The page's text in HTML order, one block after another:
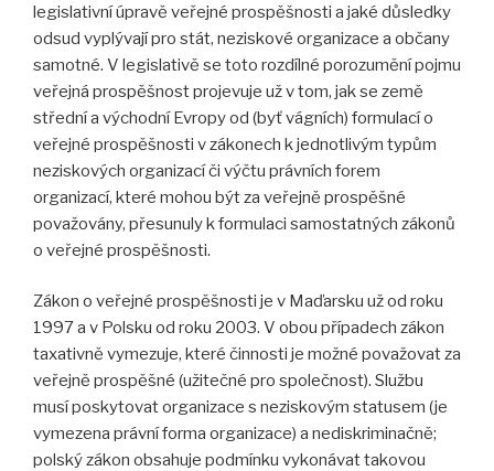
legislativní úpravě veřejné prospěšnosti a jaké důsledky
odsud vyplývají pro stát, neziskové organizace a občany
samotné. V legislativě se toto rozdílné porozumění pojmu
veřejná prospěšnost projevuje už v tom, jak se země
střední a východní Evropy od (byť vágních) formulací o
veřejné prospěšnosti v zákonech k jednotlivým typům
neziskových organizací či výčtu právních forem
organizací, které mohou být za veřejně prospěšné
považovány, přesunuly k formulaci samostatných zákonů
o veřejné prospěšnosti.
Zákon o veřejné prospěšnosti je v Maďarsku už od roku
1997 a v Polsku od roku 2003. V obou případech zákon
taxativně vymezuje, které činnosti je možné považovat za
veřejně prospěšné (užitečné pro společnost). Službu
musí poskytovat organizace s neziskovým statusem (je
vymezena právní forma organizace) a nediskriminačně;
polský zákon obsahuje podmínku vykonávat takovou